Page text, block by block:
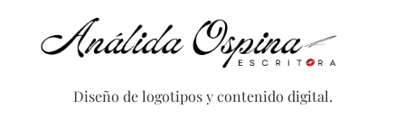
Diseño de logotipos y contenido digital.